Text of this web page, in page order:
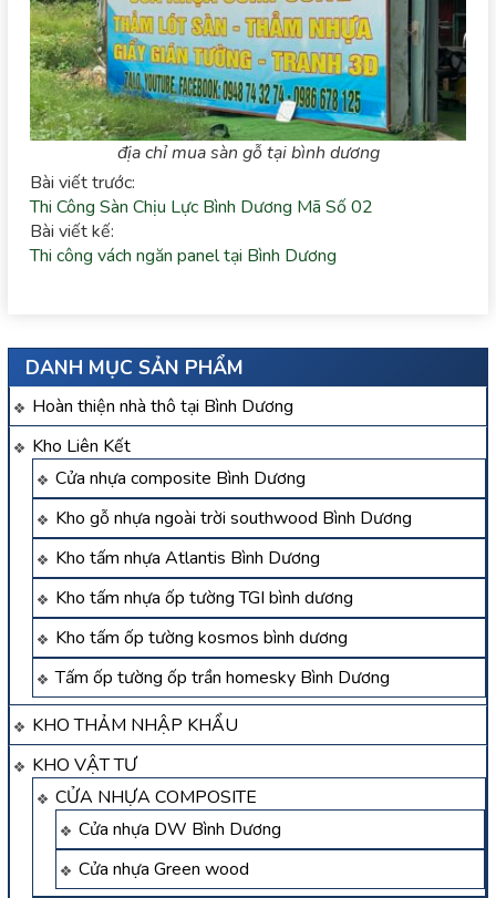
địa chỉ mua sàn gỗ tại bình dương
Bài viết trước:
Thi Công Sàn Chịu Lực Bình Dương Mã Số 02
Bài viết kế:
Thi công vách ngăn panel tại Bình Dương
DANH MỤC SẢN PHẨM
Hoàn thiện nhà thô tại Bình Dương
Kho Liên Kết
Cửa nhựa composite Bình Dương
Kho gỗ nhựa ngoài trời southwood Bình Dương
Kho tấm nhựa Atlantis Bình Dương
Kho tấm nhựa ốp tường TGI bình dương
Kho tấm ốp tường kosmos bình dương
Tấm ốp tường ốp trần homesky Bình Dương
KHO THẢM NHẬP KHẨU
KHO VẬT TƯ
CỬA NHỰA COMPOSITE
Cửa nhựa DW Bình Dương
Cửa nhựa Green wood